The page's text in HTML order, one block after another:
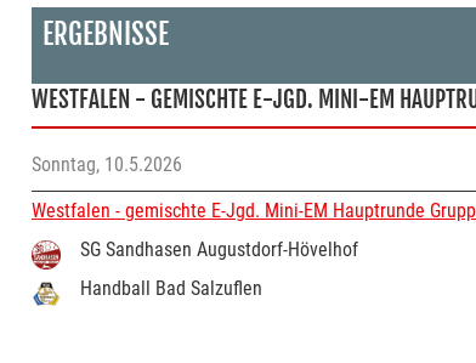
ERGEBNISSE
WESTFALEN - GEMISCHTE E-JGD. MINI-EM
Sonntag, 10.5.2026
Westfalen - gemischte E-Jgd. Mini-EM Hauptrunde
SG Sandhasen Augustdorf-Hövelhof
Handball Bad Salzuflen